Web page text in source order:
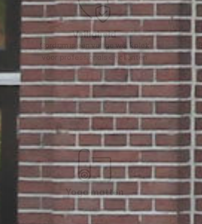
Veiligheid
Cordium is een veilige werkplek
voor professionals en cliënten
Yoga matten